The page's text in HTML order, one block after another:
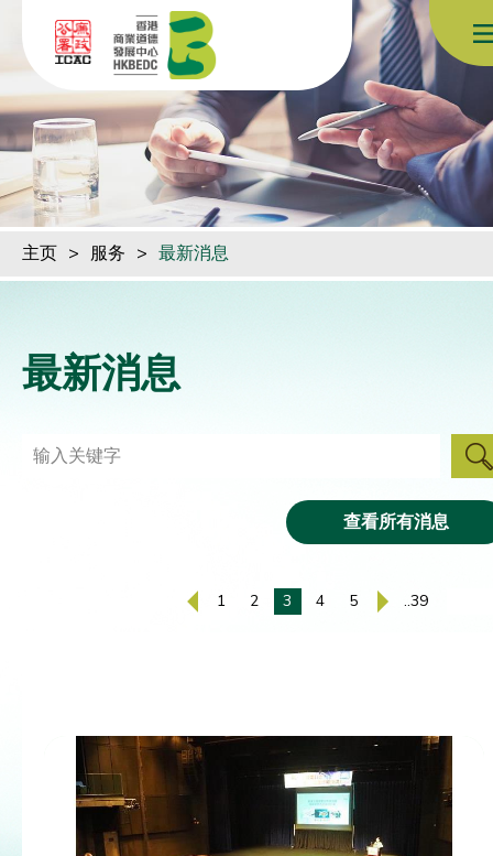
跳到内容（按回车键）
主页 > 服务 > 最新消息
最新消息
查看所有消息
1 2 3 4 5 ..39